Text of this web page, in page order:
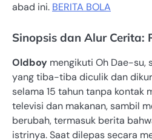
abad ini. BERITA BOLA
Sinopsis dan Alur Cerita:
Oldboy mengikuti Oh Dae-su,
yang tiba-tiba diculik dan
selama 15 tahun tanpa kontak
televisi dan makanan, sambil
berubah, termasuk berita
istrinya. Saat dilepas secara